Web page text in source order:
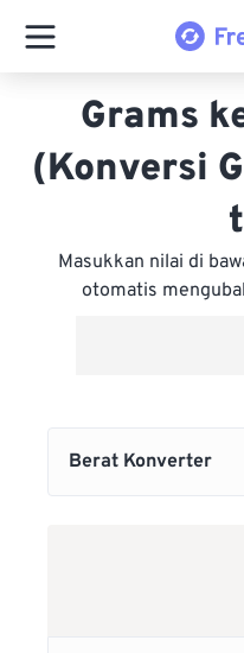
Grams
(Konversi
Masukkan nilai di
otomatis